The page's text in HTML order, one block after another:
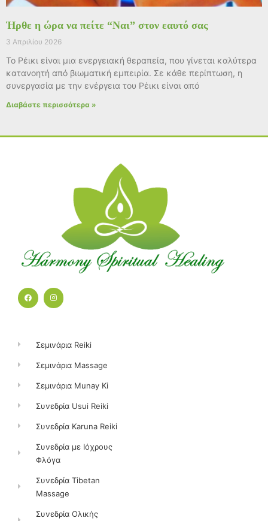
Ήρθε η ώρα να πείτε “Ναι” στον εαυτό σας
3 Απριλίου 2026
Το Ρέικι είναι μια ενεργειακή θεραπεία, που γίνεται καλύτερα
κατανοητή από βιωματική εμπειρία. Σε κάθε περίπτωση, η
συνεργασία με την ενέργεια του Ρέικι είναι από
Διαβάστε περισσότερα »
F
a
I
n
m
Σεμινάρια Reiki
Σεμινάρια Massage
Σεμινάρια Munay Ki
Συνεδρία Usui Reiki
Συνεδρία Karuna Reiki
Συνεδρία με Ιόχρους
Φλόγα
Συνεδρία Tibetan
Massage
Συνεδρία Ολικής